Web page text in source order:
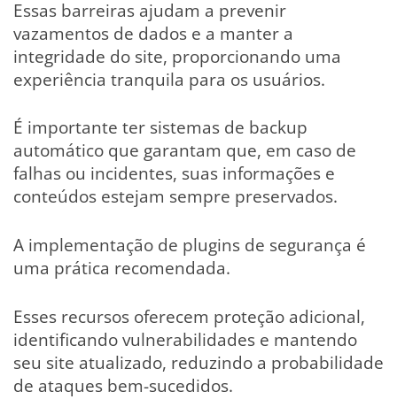
Essas barreiras ajudam a prevenir
vazamentos de dados e a manter a
integridade do site, proporcionando uma
experiência tranquila para os usuários.
É importante ter sistemas de backup
automático que garantam que, em caso de
falhas ou incidentes, suas informações e
conteúdos estejam sempre preservados.
A implementação de plugins de segurança é
uma prática recomendada.
Esses recursos oferecem proteção adicional,
identificando vulnerabilidades e mantendo
seu site atualizado, reduzindo a probabilidade
de ataques bem-sucedidos.